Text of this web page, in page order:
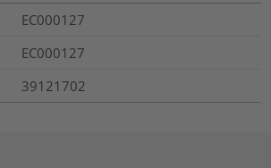
EC000127
EC000127
39121702